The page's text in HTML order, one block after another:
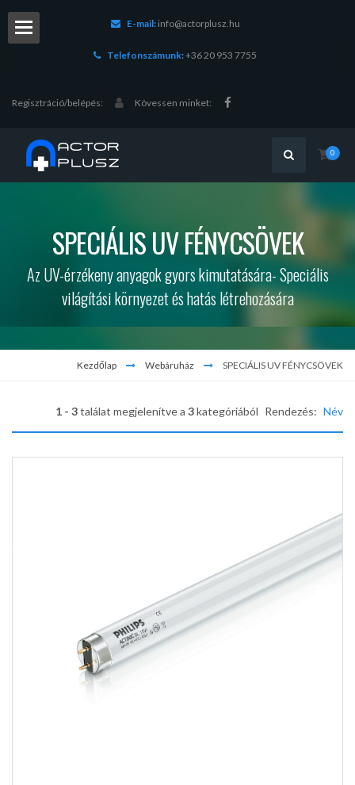
E-mail: info@actorplusz.hu
Telefonszámunk:+36 20 953 7755
Regisztráció/belépés: Kövessen minket:
0
SPECIÁLIS UV FÉNYCSÖVEK
Az UV-érzékeny anyagok gyors kimutatására- Speciális
világítási környezet és hatás létrehozására
Kezdőlap Webáruház SPECIÁLIS UV FÉNYCSÖVEK
1 - 3találat megjelenítve a 3kategóriából Rendezés: Név